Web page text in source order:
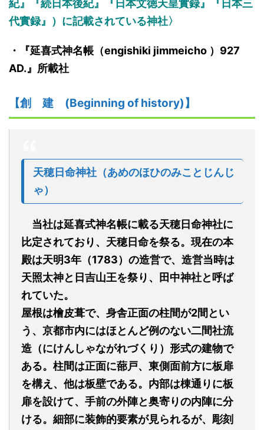
紀』『続日本後紀』『日本文徳天皇實録』『日本三
代實録』）に記載されている神社〉
・『延喜式神名帳 （engishiki jimmeicho ） 927
AD. 』 所載社
【創 建 (Beginning of history)】
天穂日命神社 （あめのほひのみことじんじ
ゃ）
当社は延喜式神名帳に載る天穂日命神社に
比定されており、天穂日命を祭る。現在の本
殿は天明3年（1783）の造営で、造営当時は
天照太神と日吉山王を祭り、田中神社と呼ば
れていた。
屋根は檜皮葺で、身舎正面の柱間が2間とい
う、京都市内にはほとんど例のない二間社流
造 （にけんしゃながれづくり） 形式の建物で
ある。柱間は正面に蔀戸、東側面前方に板扉
を構え、他は板壁である。内部は棟通りに板
扉を設けて、手前の外陣と奥寄りの内陣に分
ける。細部に装飾的要素が見られるが、彫刻